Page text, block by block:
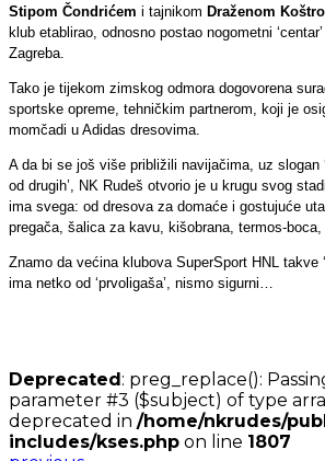
Stipom Čondrićem i tajnikom Draženom
klub etablirao, odnosno postao nogometni
Zagreba.
Tako je tijekom zimskog odmora dogovorena
sportske opreme, tehničkim partnerom, koji je
momčadi u Adidas dresovima.
A da bi se još više približili navijačima, uz slogan
od drugih’, NK Rudeš otvorio je u krugu svog
ima svega: od dresova za domaće i gostujuće
pregača, šalica za kavu, kišobrana, termos-boca,
Znamo da većina klubova SuperSport HNL takve
ima netko od ‘prvoligaša’, nismo sigurni…
Deprecated: preg_replace():
parameter #3 ($subject) of type
deprecated in /home/nkrudes/
includes/kses.php on line 1807